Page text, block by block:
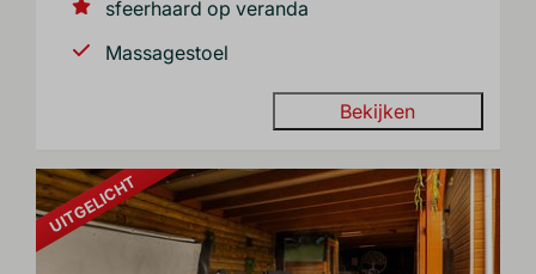
sfeerhaard op veranda
Massagestoel
Bekijken
UITGELICHT